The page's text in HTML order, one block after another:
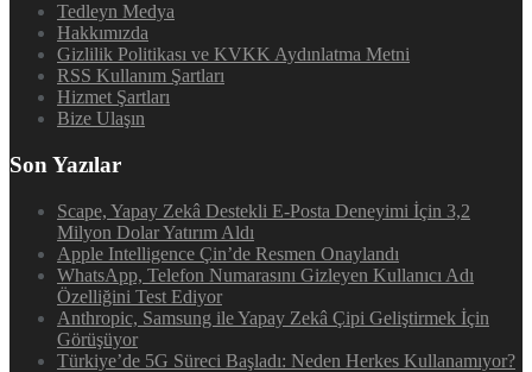
Tedleyn Medya
Hakkımızda
Gizlilik Politikası ve KVKK Aydınlatma Metni
RSS Kullanım Şartları
Hizmet Şartları
Bize Ulaşın
Son Yazılar
Scape, Yapay Zekâ Destekli E-Posta Deneyimi İçin 3,2
Milyon Dolar Yatırım Aldı
Apple Intelligence Çin’de Resmen Onaylandı
WhatsApp, Telefon Numarasını Gizleyen Kullanıcı Adı
Özelliğini Test Ediyor
Anthropic, Samsung ile Yapay Zekâ Çipi Geliştirmek İçin
Görüşüyor
Türkiye’de 5G Süreci Başladı: Neden Herkes Kullanamıyor?